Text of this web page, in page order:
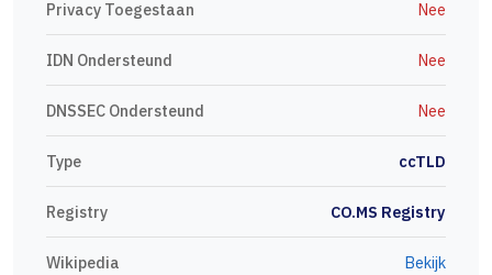
Privacy Toegestaan Nee
IDN Ondersteund Nee
DNSSEC Ondersteund Nee
Type ccTLD
Registry CO.MS Registry
Wikipedia Bekijk